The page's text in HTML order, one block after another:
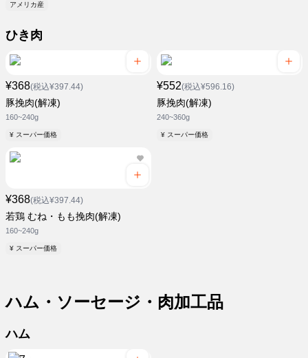
アメリカ産
ひき肉
¥368(税込¥397.44)
豚挽肉(解凍)
160~240g
¥ スーパー価格
¥552(税込¥596.16)
豚挽肉(解凍)
240~360g
¥ スーパー価格
¥368(税込¥397.44)
若鶏 むね・もも挽肉(解凍)
160~240g
¥ スーパー価格
ハム・ソーセージ・肉加工品
ハム